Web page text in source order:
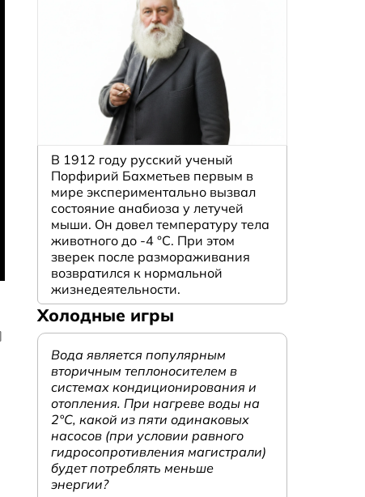
В 1912 году русский ученый
Порфирий Бахметьев первым в
мире экспериментально вызвал
состояние анабиоза у летучей
мыши. Он довел температуру тела
животного до -4 °C. При этом
зверек после размораживания
возвратился к нормальной
жизнедеятельности.
Холодные игры
Вода является популярным
вторичным теплоносителем в
системах кондиционирования и
отопления. При нагреве воды на
2°С, какой из пяти одинаковых
насосов (при условии равного
гидросопротивления магистрали)
будет потреблять меньше
энергии?